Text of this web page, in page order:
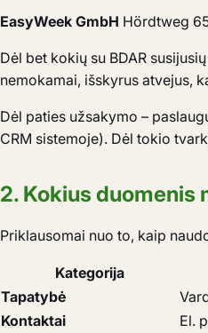
EasyWeek GmbH Hördtweg
Dėl bet kokių su BDAR
nemokamai, išskyrus atvejus,
Dėl paties užsakymo –
CRM sistemoje). Dėl tokio
2. Kokius duomenis
Priklausomai nuo to, kaip
Kategorija
Tapatybė
Kontaktai
El.